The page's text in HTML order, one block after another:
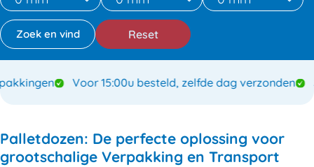
Reset
Voor 15:00u besteld, zelfde dag verzonden
Palletdozen: De perfecte oplossing voor
grootschalige Verpakking en Transport